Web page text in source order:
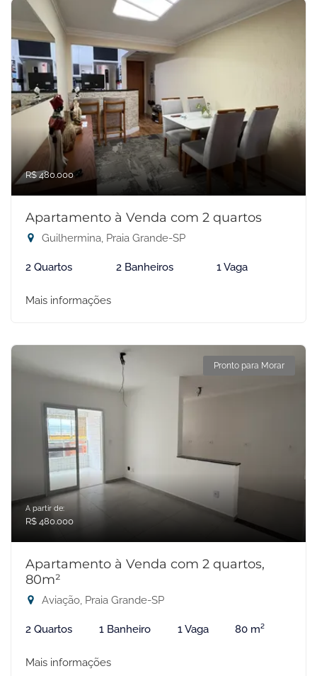
R$ 480.000
Apartamento à Venda com 2 quartos
Guilhermina, Praia Grande-SP
2 Quartos 2 Banheiros 1 Vaga
Mais informações
Pronto para Morar
A partir de:
R$ 480.000
Apartamento à Venda com 2 quartos,
80m²
Aviação, Praia Grande-SP
2 Quartos 1 Banheiro 1 Vaga 80 m²
Mais informações